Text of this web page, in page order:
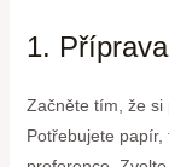
1.
Začněte tím, že si
Potřebujete